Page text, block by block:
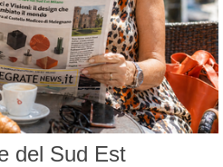
del Sud Est